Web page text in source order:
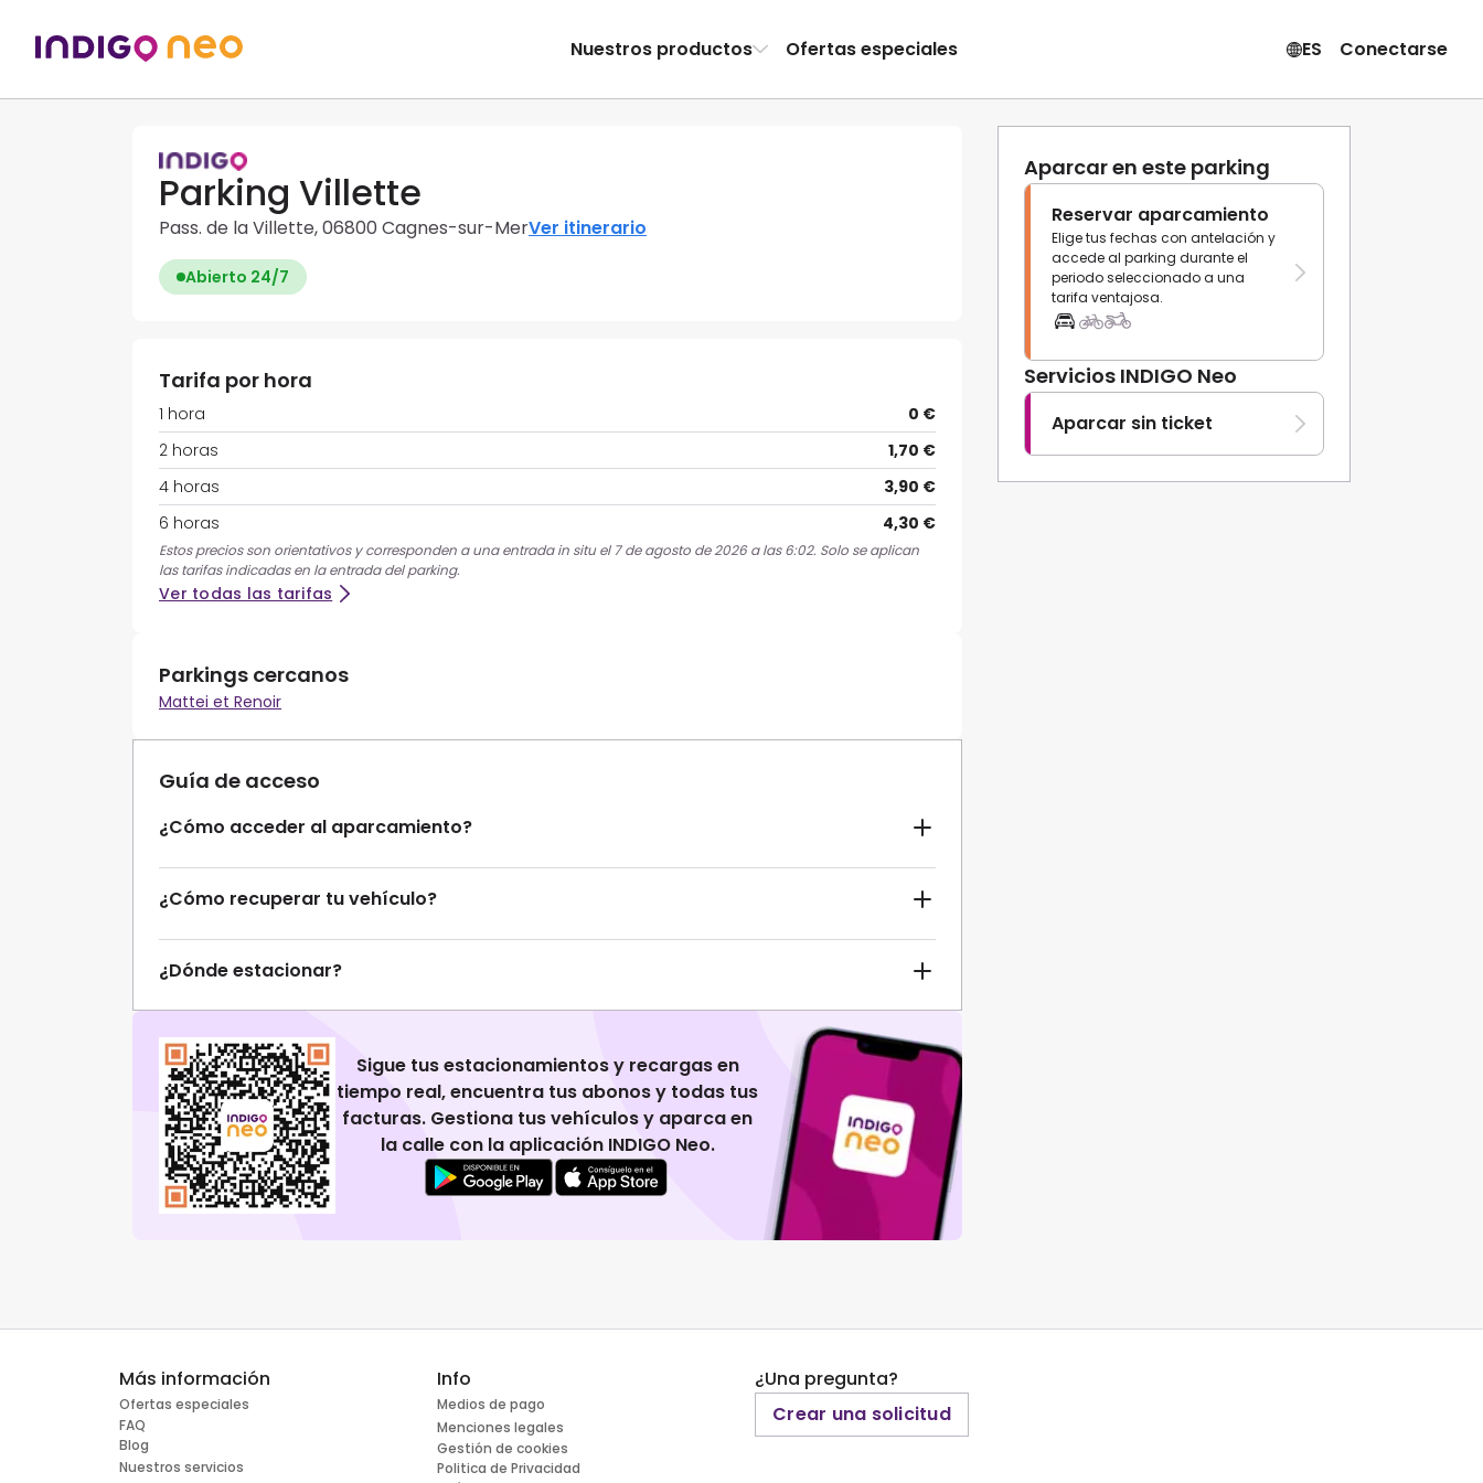
Nuestros productos Ofertas especiales ES Conectarse
Parking Villette
Pass. de la Villette, 06800 Cagnes-sur-MerVer itinerario
Abierto 24/7
Aparcar en este parking
Reservar aparcamiento
Elige tus fechas con antelación y
accede al parking durante el
periodo seleccionado a una
tarifa ventajosa.
Servicios INDIGO Neo
Aparcar sin ticket
Tarifa por hora
1 hora
0 €
2 horas
1,70 €
4 horas
3,90 €
6 horas
4,30 €
Estos precios son orientativos y corresponden a una entrada in situ el 7 de agosto de 2026 a las 6:02. Solo se aplican
las tarifas indicadas en la entrada del parking.
Ver todas las tarifas
Parkings cercanos
Mattei et Renoir
Guía de acceso
¿Cómo acceder al aparcamiento?
¿Cómo recuperar tu vehículo?
¿Dónde estacionar?
Sigue tus estacionamientos y recargas en
tiempo real, encuentra tus abonos y todas tus
facturas. Gestiona tus vehículos y aparca en
la calle con la aplicación INDIGO Neo.
Más información
Ofertas especiales
FAQ
Blog
Nuestros servicios
Info
Medios de pago
Menciones legales
Gestión de cookies
Politica de Privacidad
¿Una pregunta?
Crear una solicitud